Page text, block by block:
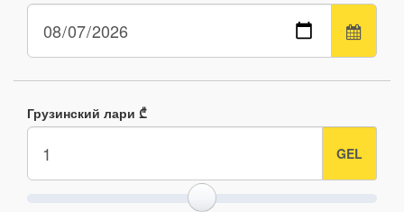
Грузинский лари ₾